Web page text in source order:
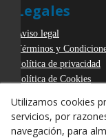
Legales
Aviso legal
Términos y
Política de privacidad
Política de Cookies
Derecho de
Utilizamos cookies
servicios, por
navegación, para